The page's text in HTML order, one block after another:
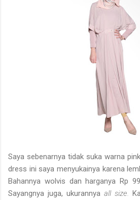
Saya sebenarnya tidak suka warna
dress ini saya menyukainya karena
Bahannya wolvis dan harganya Rp
Sayangnya juga, ukurannya all size.